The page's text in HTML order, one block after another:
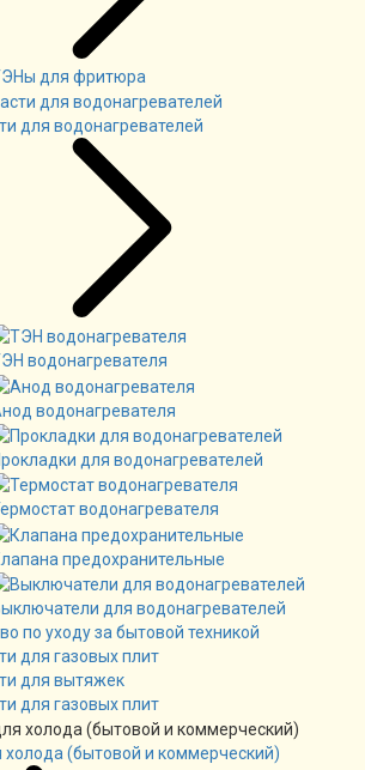
для фритюра
для водонагревателей
водонагревателя
водонагревателя
для водонагревателей
водонагревателя
предохранительные
для водонагревателей
по уходу за бытовой техникой
для газовых плит
для вытяжек
для газовых плит
холода (бытовой и коммерческий)